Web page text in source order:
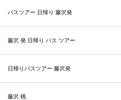
バスツアー 日帰り 藤沢発
藤沢 発 日帰り バス ツアー
日帰りバスツアー 藤沢発
藤沢 桃